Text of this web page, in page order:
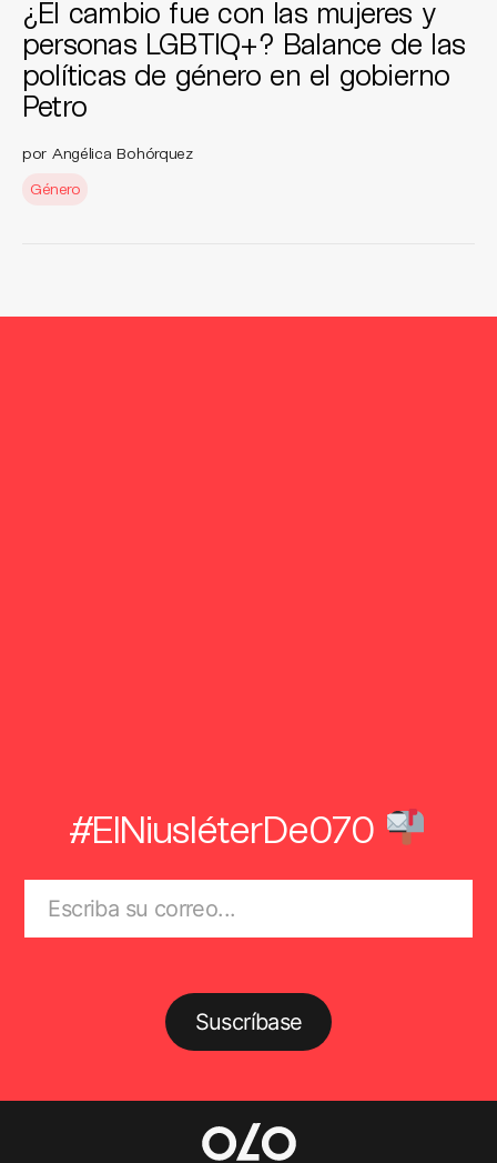
¿El cambio fue con las mujeres y
personas LGBTIQ+? Balance de las
políticas de género en el gobierno
Petro
por Angélica Bohórquez
Género
#ElNiusléterDe070
Suscríbase